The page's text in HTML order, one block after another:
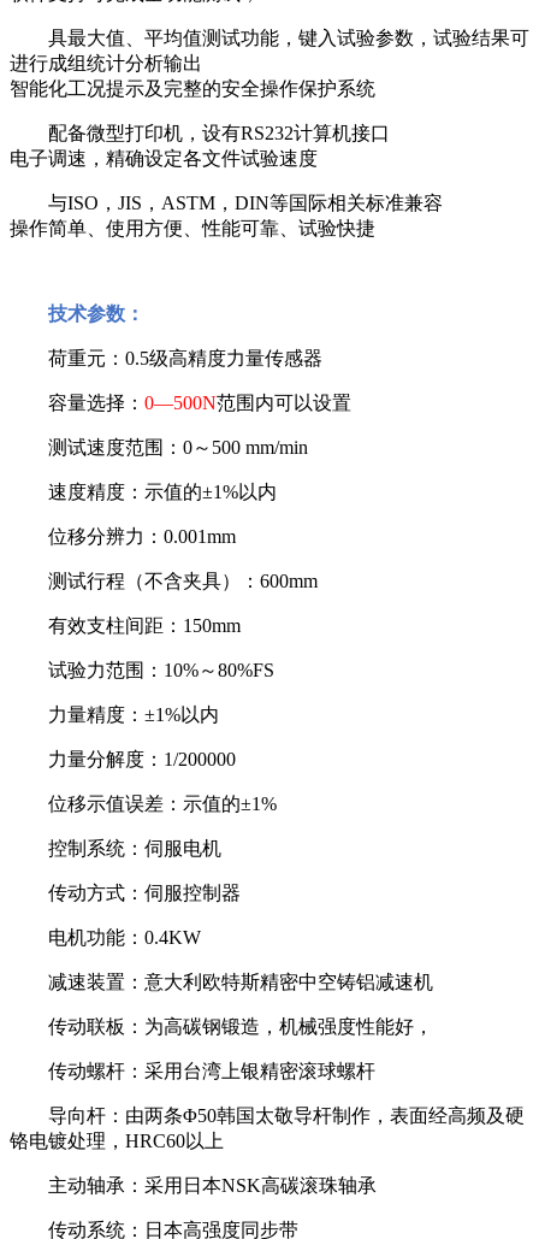
具最大值、平均值测试功能，键入试验参数，试验结果可
进行成组统计分析输出
智能化工况提示及完整的安全操作保护系统
配备微型打印机，设有RS232计算机接口
电子调速，精确设定各文件试验速度
与ISO ， JIS ， ASTM ， DIN等国际相关标准兼容
操作简单、使用方便、性能可靠、试验快捷
技术参数：
荷重元： 0.5级高精度力量传感器
容量选择： 0—500N范围内可以设置
测试速度范围： 0～ 500 mm/min
速度精度：示值的±1%以内
位移分辨力： 0.001mm
测试行程（不含夹具）： 600mm
有效支柱间距： 150mm
试验力范围： 10%～80%FS
力量精度：±1%以内
力量分解度： 1/200000
位移示值误差：示值的±1%
控制系统：伺服电机
传动方式：伺服控制器
电机功能： 0.4KW
减速装置：意大利欧特斯精密中空铸铝减速机
传动联板：为高碳钢锻造，机械强度性能好，
传动螺杆：采用台湾上银精密滚球螺杆
导向杆：由两条Φ50韩国太敬导杆制作，表面经高频及硬
铬电镀处理， HRC60以上
主动轴承：采用日本NSK高碳滚珠轴承
传动系统：日本高强度同步带